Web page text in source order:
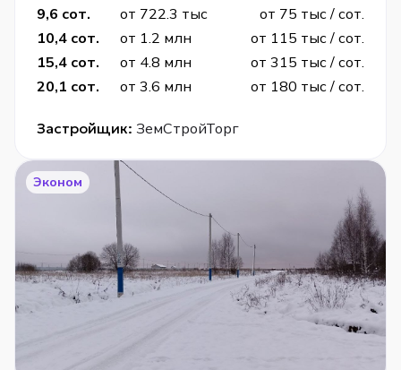
9,6 сот. от 722.3 тыс
от 75 тыс / сот.
10,4 сот.
от 1.2 млн
от 115 тыс / сот.
15,4 сот.
от 4.8 млн
от 315 тыс / сот.
20,1 сот.
от 3.6 млн от 180 тыс / сот.
Застройщик: ЗемСтройТорг
Эконом